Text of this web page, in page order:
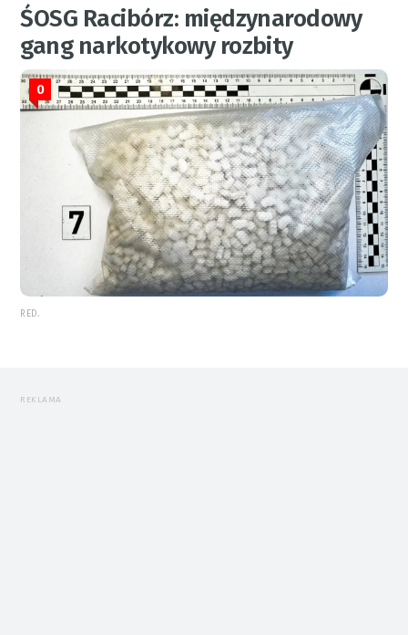
ŚOSG Racibórz: międzynarodowy
gang narkotykowy rozbity
0
RED.
REKLAMA